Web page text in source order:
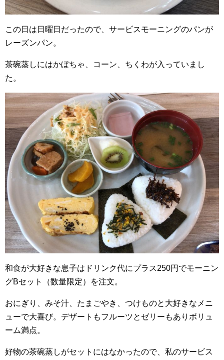
この日は日曜日だったので、サービスモーニングのパンが
レーズンパン。
茶碗蒸しにはかぼちゃ、コーン、ちくわが入っていまし
た。
和食が大好きな息子はドリンク代にプラス250円でモーニン
グBセット（数量限定）を注文。
おにぎり、みそ汁、たまごやき、つけものと大好きなメニ
ューで大喜び。デザートもフルーツとゼリーもありボリュ
ーム満点。
好物の茶碗蒸しがセットにはなかったので、私のサービス